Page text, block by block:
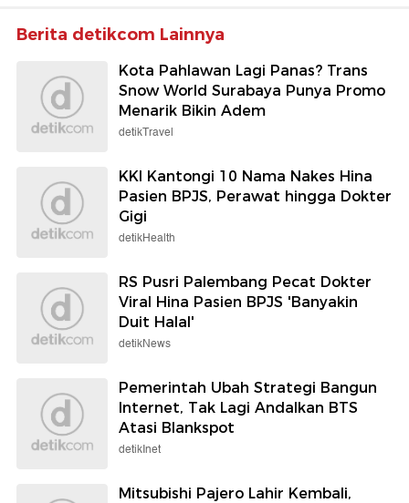
Berita detikcom Lainnya
Kota Pahlawan Lagi Panas? Trans
Snow World Surabaya Punya Promo
Menarik Bikin Adem
detikTravel
KKI Kantongi 10 Nama Nakes Hina
Pasien BPJS, Perawat hingga Dokter
Gigi
detikHealth
RS Pusri Palembang Pecat Dokter
Viral Hina Pasien BPJS 'Banyakin
Duit Halal'
detikNews
Pemerintah Ubah Strategi Bangun
Internet, Tak Lagi Andalkan BTS
Atasi Blankspot
detikInet
Mitsubishi Pajero Lahir Kembali,